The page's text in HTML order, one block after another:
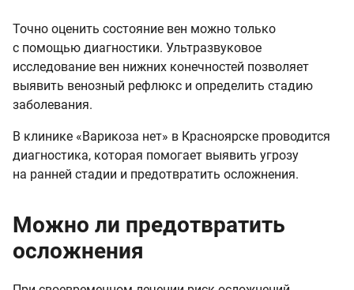
Точно оценить состояние вен можно только
с помощью диагностики. Ультразвуковое
исследование вен нижних конечностей позволяет
выявить венозный рефлюкс и определить стадию
заболевания.
В клинике «Варикоза нет» в Красноярске проводится
диагностика, которая помогает выявить угрозу
на ранней стадии и предотвратить осложнения.
Можно ли предотвратить
осложнения